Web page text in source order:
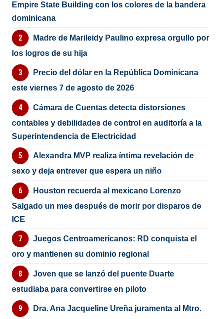
Empire State Building con los colores de la bandera
dominicana
Madre de Marileidy Paulino expresa orgullo por
los logros de su hija
Precio del dólar en la República Dominicana
este viernes 7 de agosto de 2026
Cámara de Cuentas detecta distorsiones
contables y debilidades de control en auditoría a la
Superintendencia de Electricidad
Alexandra MVP realiza íntima revelación de
sexo y deja entrever que espera un niño
Houston recuerda al mexicano Lorenzo
Salgado un mes después de morir por disparos de
ICE
Juegos Centroamericanos: RD conquista el
oro y mantienen su dominio regional
Joven que se lanzó del puente Duarte
estudiaba para convertirse en piloto
Dra. Ana Jacqueline Ureña juramenta al Mtro.